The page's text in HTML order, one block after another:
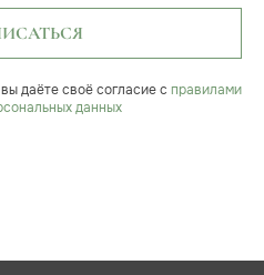
даёте своё согласие с правилами
данных